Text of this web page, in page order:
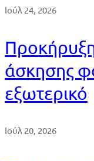
Ιούλ 24, 2026
άσκησης
εξωτερικό
Ιούλ 20, 2026